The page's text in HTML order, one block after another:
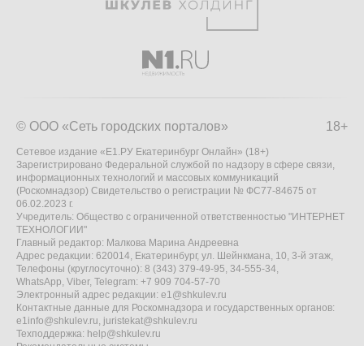
18+
© ООО «Сеть городских порталов»
Сетевое издание «Е1.РУ Екатеринбург Онлайн» (18+)
Зарегистрировано Федеральной службой по надзору в сфере связи,
информационных технологий и массовых коммуникаций
(Роскомнадзор) Свидетельство о регистрации № ФС77-84675 от
06.02.2023 г.
Учредитель: Общество с ограниченной ответственностью "ИНТЕРНЕТ
ТЕХНОЛОГИИ"
Главный редактор: Малкова Марина Андреевна
Адрес редакции: 620014, Екатеринбург, ул. Шейнкмана, 10, 3-й этаж,
Телефоны (круглосуточно): 8 (343) 379-49-95, 34-555-34,
WhatsApp, Viber, Telegram: +7 909 704-57-70
Электронный адрес редакции: e1@shkulev.ru
Контактные данные для Роскомнадзора и государственных органов:
e1info@shkulev.ru juristekat@shkulev.ru
Техподдержка: help@shkulev.ru